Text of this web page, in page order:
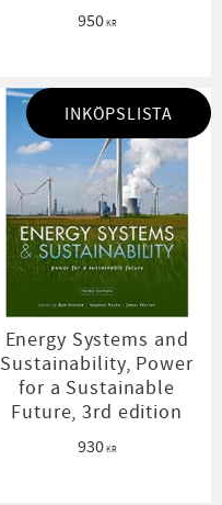
950KR
Energy Systems and
Sustainability, Power
for a Sustainable
Future, 3rd edition
930KR
INKÖPSLISTA